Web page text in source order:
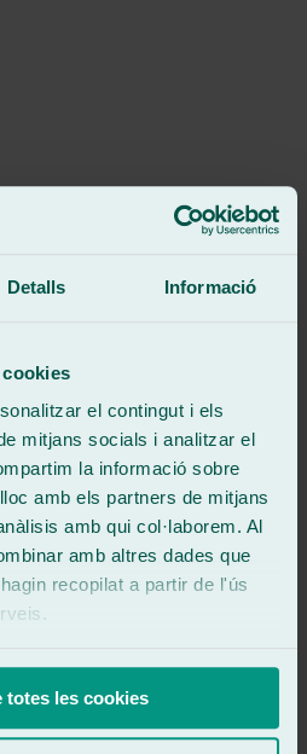
Detalls Informació
el contingut i els
mitjans socials i analitzar el
la informació sobre
amb els partners de mitjans
amb qui col·laborem. Al
amb altres dades que
recopilat a partir de l'ús
totes les cookies
Todo perfecto.
Google
Mil gracias!!
Google